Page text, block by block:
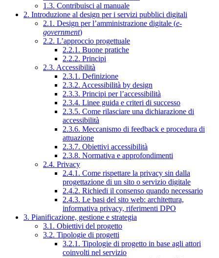
1.3. Contribuisci al manuale
2. Introduzione al design per i servizi pubblici digitali
2.1. Design per l’amministrazione digitale (e-
government)
2.2. L’approccio progettuale
2.2.1. Buone pratiche
2.2.2. Principi
2.3. Accessibilità
2.3.1. Definizione
2.3.2. Accessibilità by design
2.3.3. Principi per l’accessibilità
2.3.4. Linee guida e criteri di successo
2.3.5. Come rilasciare una dichiarazione di
accessibilità
2.3.6. Meccanismo di feedback e procedura di
attuazione
2.3.7. Obiettivi accessibilità
2.3.8. Normativa e approfondimenti
2.4. Privacy
2.4.1. Come rispettare la privacy sin dalla
progettazione di un sito o servizio digitale
2.4.2. Richiedi il consenso quando necessario
2.4.3. Le basi del sito web: architettura,
informativa privacy, riferimenti DPO
3. Pianificazione, gestione e strategia
3.1. Obiettivi del progetto
3.2. Tipologie di progetti
3.2.1. Tipologie di progetto in base agli attori
coinvolti nel servizio